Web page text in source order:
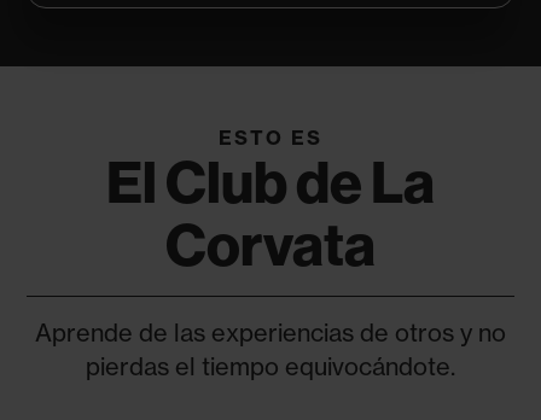
ESTO ES
El Club de La
Corvata
Aprende de las experiencias de otros y no
pierdas el tiempo equivocándote.